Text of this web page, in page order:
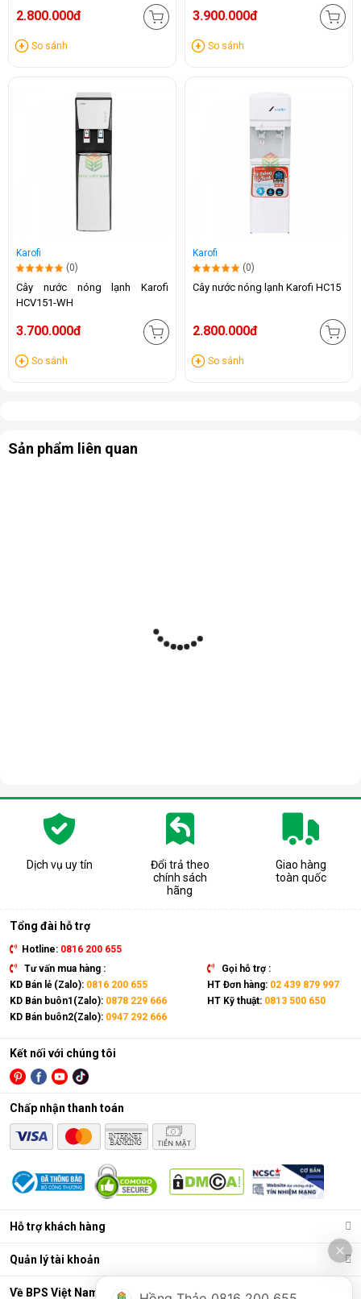
2.800.000đ
So sánh
3.900.000đ
So sánh
Karofi
(0)
Cây nước nóng lạnh Karofi
HCV151-WH
3.700.000đ
So sánh
Karofi
(0)
Cây nước nóng lạnh Karofi HC15
2.800.000đ
So sánh
Sản phẩm liên quan
Dịch vụ uy tín
Đổi trả theo
chính sách
hãng
Giao hàng
toàn quốc
Tổng đài hỗ trợ
Hotline: 0816 200 655
Tư vấn mua hàng :
KD Bán lẻ (Zalo): 0816 200 655
KD Bán buôn1(Zalo): 0878 229 666
KD Bán buôn2(Zalo): 0947 292 666
Gọi hỗ trợ :
HT Đơn hàng: 02 439 879 997
HT Kỹ thuật: 0813 500 650
Hỗ trợ khách hàng
Quản lý tài khoản
Về BPS Việt Nam
Kết nối với chúng tôi
Chấp nhận thanh toán